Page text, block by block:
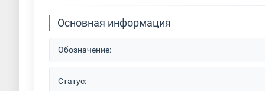
Основная информация
Обозначение:
Статус: